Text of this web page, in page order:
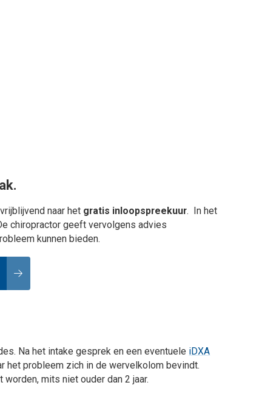
naar het gratis inloopspreekuur. In het
chiropractor geeft vervolgens advies
kunnen bieden.
Na het intake gesprek en een eventuele iDXA
het probleem zich in de wervelkolom bevindt.
mits niet ouder dan 2 jaar.